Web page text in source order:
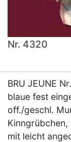
Nr. 4320
BRU JEUNE
blaue fest
off./geschl.
mit leicht